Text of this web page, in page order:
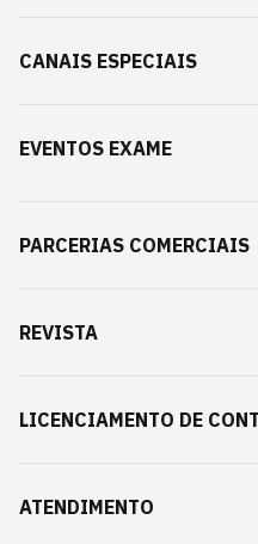
CANAIS ESPECIAIS
EVENTOS EXAME
PARCERIAS COMERCIAIS
REVISTA
LICENCIAMENTO DE
ATENDIMENTO